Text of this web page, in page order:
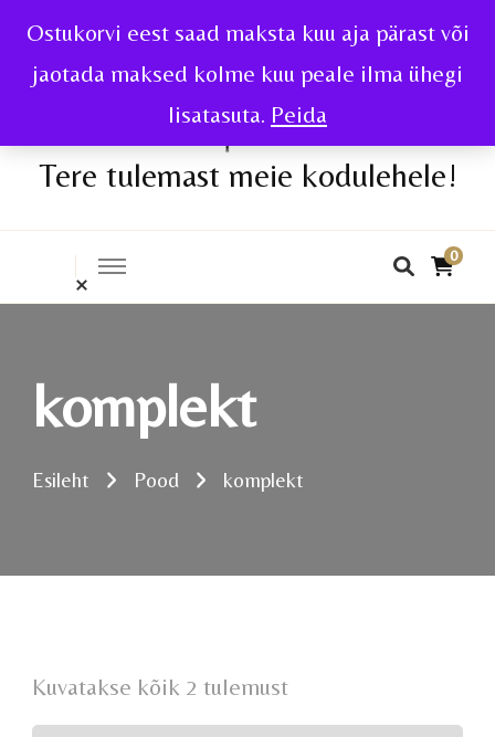
Ostukorvi eest saad maksta kuu aja pärast või
jaotada maksed kolme kuu peale ilma ühegi
lisatasuta. Peida
Tere tulemast meie kodulehele!
0
komplekt
Esileht Pood komplekt
Kuvatakse kõik 2 tulemust